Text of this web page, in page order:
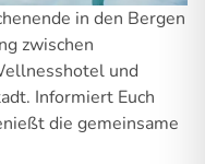
in den Bergen
zwischen
und
Informiert Euch
die gemeinsame